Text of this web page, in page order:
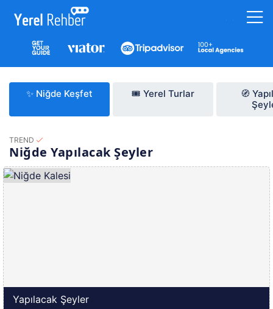
✨ Niğde Keşfet 🎟️ Yerel Turlar
🧭
TREND
Niğde Yapılacak Şeyler
Yapılacak Şeyler